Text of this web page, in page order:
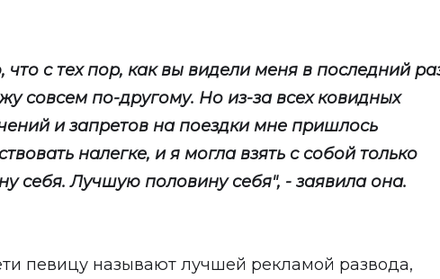
что с тех пор, как вы видели меня в последний
совсем по-другому. Но из-за всех ковидных
и запретов на поездки мне пришлось
налегке, и я могла взять с собой только
себя. Лучшую половину себя", - заявила она.
певицу называют лучшей рекламой развода,